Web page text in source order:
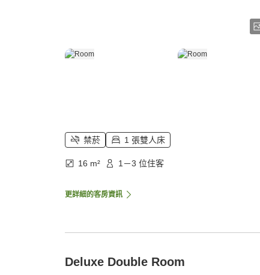
禁菸 1 張雙人床
16 m² 1－3 位住客
更詳細的客房資訊
Deluxe Double Room